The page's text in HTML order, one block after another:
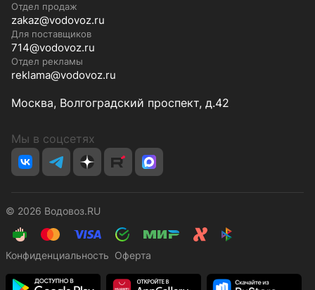
Отдел продаж
zakaz@vodovoz.ru
Для поставщиков
714@vodovoz.ru
Отдел рекламы
reklama@vodovoz.ru
Москва, Волгоградский проспект, д.42
Мы в соцсетях
© 2026 Водовоз.RU
Конфиденциальность Оферта